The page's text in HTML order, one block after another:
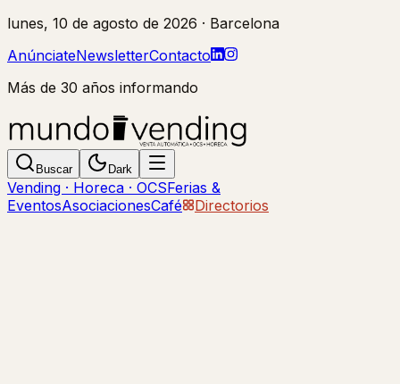
lunes, 10 de agosto de 2026 · Barcelona
AnúnciateNewsletterContacto
Más de 30 años informando
Buscar Dark
Vending · Horeca · OCSFerias &
EventosAsociacionesCafé Directorios